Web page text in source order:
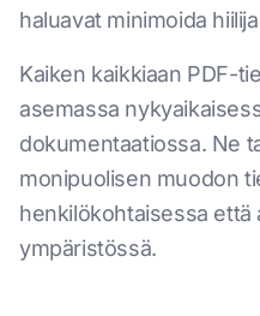
haluavat minimoida
Kaiken kaikkiaan PDF-
asemassa
dokumentaatiossa. Ne
monipuolisen muodon
henkilökohtaisessa että
ympäristössä.